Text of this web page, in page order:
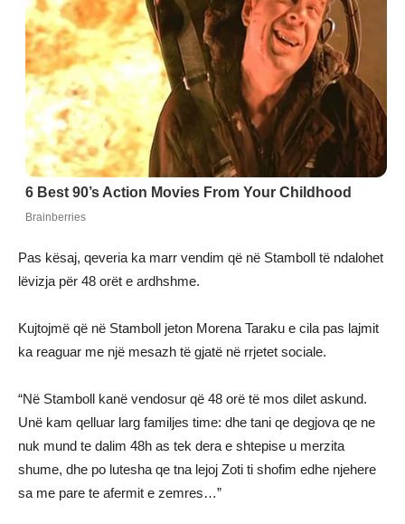
Pas kësaj, qeveria ka marr vendim që në Stamboll të ndalohet
lëvizja për 48 orët e ardhshme.
Kujtojmë që në Stamboll jeton Morena Taraku e cila pas lajmit
ka reaguar me një mesazh të gjatë në rrjetet sociale.
“Në Stamboll kanë vendosur që 48 orë të mos dilet askund.
Unë kam qelluar larg familjes time: dhe tani qe degjova qe ne
nuk mund te dalim 48h as tek dera e shtepise u merzita
shume, dhe po lutesha qe tna lejoj Zoti ti shofim edhe njehere
sa me pare te afermit e zemres…”